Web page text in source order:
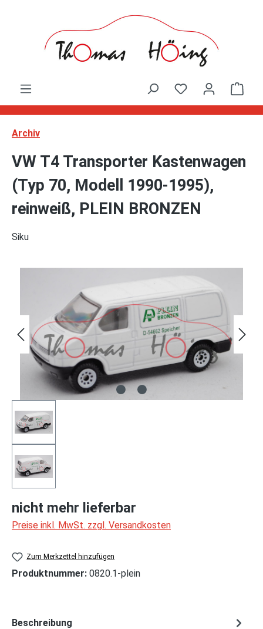
Archiv
VW T4 Transporter Kastenwagen
(Typ 70, Modell 1990-1995),
reinweiß, PLEIN BRONZEN
Siku
nicht mehr lieferbar
Preise inkl. MwSt. zzgl. Versandkosten
Zum Merkzettel hinzufügen
Produktnummer: 0820.1-plein
Beschreibung